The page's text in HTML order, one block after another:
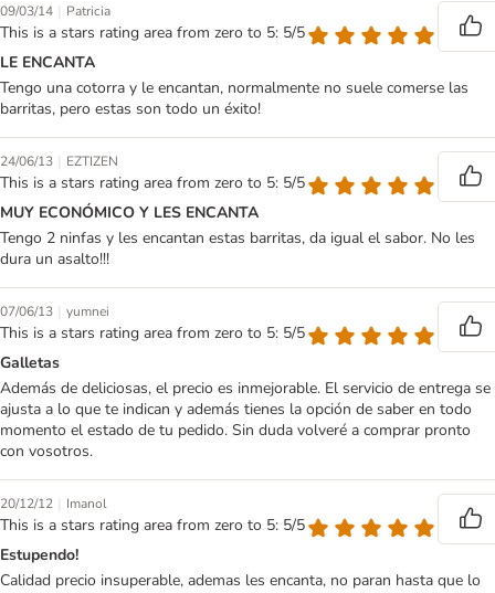
09/03/14 | Patricia
This is a stars rating area from zero to 5: 5/5
LE ENCANTA
Tengo una cotorra y le encantan, normalmente no suele comerse las
barritas, pero estas son todo un éxito!
24/06/13 | EZTIZEN
This is a stars rating area from zero to 5: 5/5
MUY ECONÓMICO Y LES ENCANTA
Tengo 2 ninfas y les encantan estas barritas, da igual el sabor. No les
dura un asalto!!!
07/06/13 | yumnei
This is a stars rating area from zero to 5: 5/5
Galletas
Además de deliciosas, el precio es inmejorable. El servicio de entrega se
ajusta a lo que te indican y además tienes la opción de saber en todo
momento el estado de tu pedido. Sin duda volveré a comprar pronto
con vosotros.
20/12/12 | Imanol
This is a stars rating area from zero to 5: 5/5
Estupendo!
Calidad precio insuperable, ademas les encanta, no paran hasta que lo